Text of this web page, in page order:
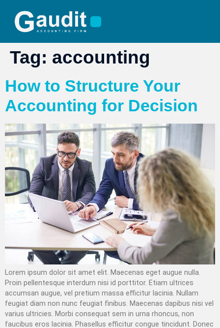
Tag: accounting
How to Structure Your
Accounting for Decision
Lorem ipsum dolor sit amet elit. Maecenas eget augue nulla.
Proin pellentesque interdum nisi id porttitor. Etiam ultrices
accumsan augue, vel pretium massa efficitur lacinia. Nullam
feugiat diam non nunc feugiat finibus. Maecenas dapibus nisi vel
varius ultricies. Morbi consequat sem in urna rhoncus, non
faucibus eros lacinia. Phasellus efficitur congue tincidunt. Donec